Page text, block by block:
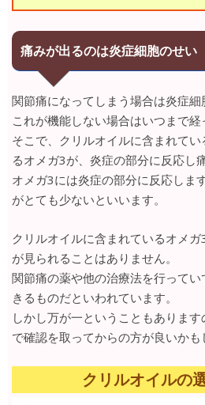
痛みが出るのは炎症細胞のせい
関節痛になってしまう場合は炎症細
これが機能しない場合はいつまで経
そこで、クリルオイルに含まれて
るオメガ3が、炎症の部分に反応し
オメガ3には炎症の部分に反応しま
がとても少ないといいます。
クリルオイルに含まれているオメ
が見られることはありません。
関節痛の薬や他の治療法を行って
きるものだといわれています。
しかし万が一ということもありま
で確認を取ってからの方が良いかも
クリルオイルの